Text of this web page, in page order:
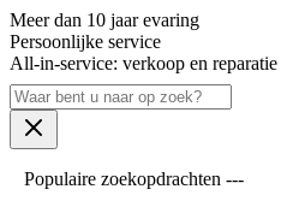
Meer dan 10 jaar evaring
Persoonlijke service
All-in-service: verkoop en reparatie
Populaire zoekopdrachten ---